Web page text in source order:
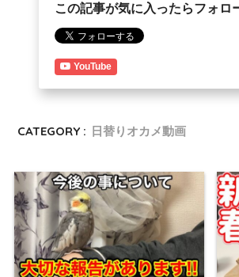
この記事が気に入ったらフォロ
YouTube
CATEGORY : 日替りオカメ動画